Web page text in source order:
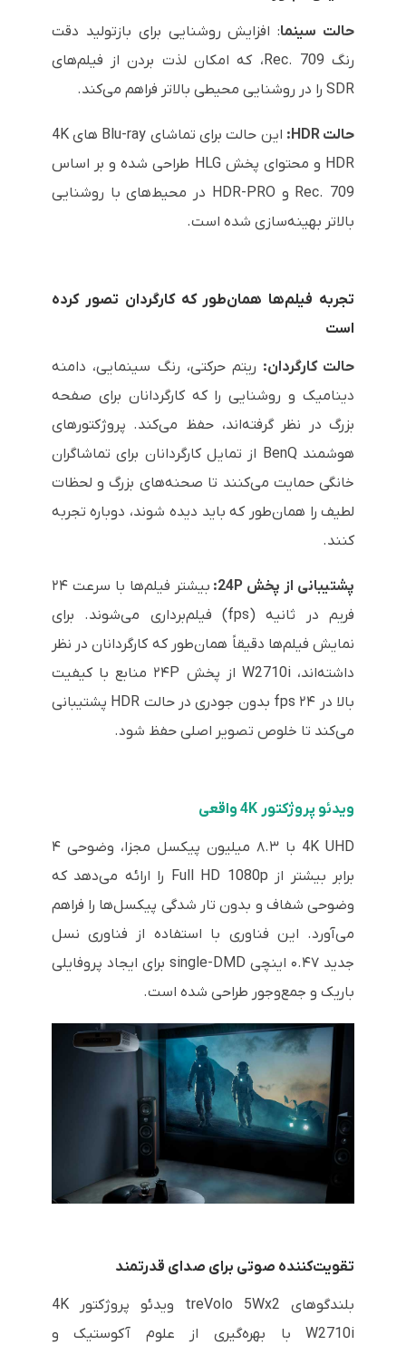
حالت سینما: افزایش روشنایی برای بازتولید دقت
رنگ Rec. 709، که امکان لذت بردن از فیلم‌های
SDR را در روشنایی محیطی بالاتر فراهم می‌کند.
حالت HDR:
این حالت برای تماشای Blu-ray های 4K
HDR و محتوای پخش HLG طراحی شده و بر اساس
Rec. 709 و HDR-PRO در محیط‌های با روشنایی
بالاتر بهینه‌سازی شده است.
تجربه فیلم‌ها همان‌طور که کارگردان تصور کرده
است
حالت کارگردان: ریتم حرکتی، رنگ سینمایی، دامنه
دینامیک و روشنایی را که کارگردانان برای صفحه
بزرگ در نظر گرفته‌اند، حفظ می‌کند. پروژکتورهای
هوشمند BenQ از تمایل کارگردانان برای تماشاگران
خانگی حمایت می‌کنند تا صحنه‌های بزرگ و لحظات
لطیف را همان‌طور که باید دیده شوند، دوباره تجربه
کنند.
پشتیبانی از پخش 24P:
بیشتر فیلم‌ها با سرعت ۲۴
فریم در ثانیه (fps) فیلم‌برداری می‌شوند. برای
نمایش فیلم‌ها دقیقاً همان‌طور که کارگردانان در نظر
داشته‌اند، W2710i از پخش ۲۴P منابع با کیفیت
بالا در ۲۴ fps بدون جودری در حالت HDR پشتیبانی
می‌کند تا خلوص تصویر اصلی حفظ شود.
ویدئو پروژکتور 4K واقعی
4K UHD با ۸.۳ میلیون پیکسل مجزا، وضوحی ۴
برابر بیشتر از Full HD 1080p را ارائه می‌دهد که
وضوحی شفاف و بدون تار شدگی پیکسل‌ها را فراهم
می‌آورد. این فناوری با استفاده از فناوری نسل
جدید ۰.۴۷ اینچی single-DMD برای ایجاد پروفایلی
باریک و جمع‌وجور طراحی شده است.
تقویت‌کننده صوتی برای صدای قدرتمند
بلندگوهای treVolo 5Wx2 ویدئو پروژکتور 4K
W2710i با بهره‌گیری از علوم آکوستیک و